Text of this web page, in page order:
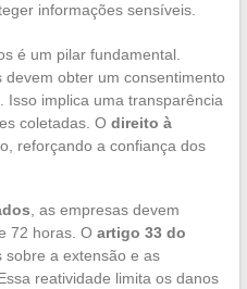
informações sensíveis.
é um pilar fundamental.
devem obter um consentimento
implica uma transparência
coletadas. O direito à
reforçando a confiança dos
, as empresas devem
72 horas. O artigo 33 do
a extensão e as
reatividade limita os danos